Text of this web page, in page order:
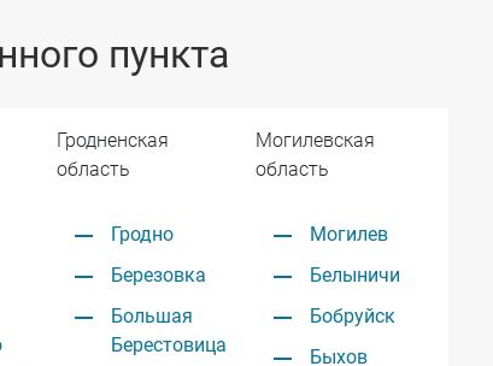
пункта
Гродненская
область
Гродно
Березовка
Большая
Берестовица
Могилевская
область
Могилев
Белыничи
Бобруйск
Быхов